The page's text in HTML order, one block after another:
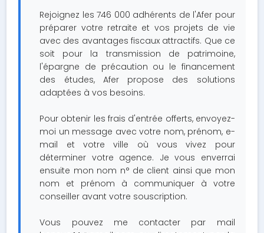
Rejoignez les 746 000 adhérents de l'Afer pour
préparer votre retraite et vos projets de vie
avec des avantages fiscaux attractifs. Que ce
soit pour la transmission de patrimoine,
l'épargne de précaution ou le financement
des études, Afer propose des solutions
adaptées à vos besoins.
Pour obtenir les frais d'entrée offerts, envoyez-
moi un message avec votre nom, prénom, e-
mail et votre ville où vous vivez pour
déterminer votre agence. Je vous enverrai
ensuite mon nom n° de client ainsi que mon
nom et prénom à communiquer à votre
conseiller avant votre souscription.
Vous pouvez me contacter par mail